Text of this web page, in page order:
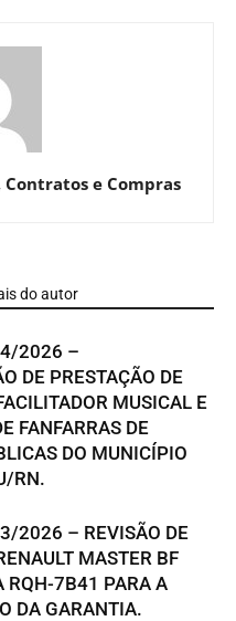
e Compras
do autor
2026 –
DE PRESTAÇÃO DE
MUSICAL E
FANFARRAS DE
DO MUNICÍPIO
RN.
2026 – REVISÃO DE
MASTER BF
RQH-7B41 PARA A
DA GARANTIA.